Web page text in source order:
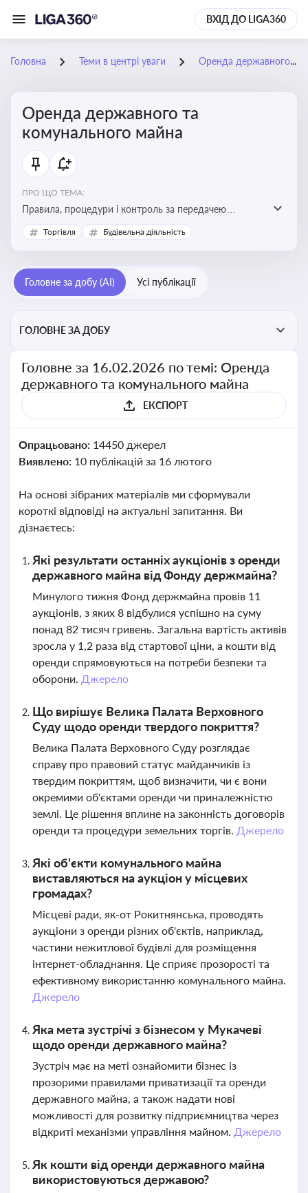
ВХІД ДО LIGA360
Головна Теми в центрі уваги Оренда державного та комунального майна
Оренда державного та
комунального майна
ПРО ЩО ТЕМА:
Правила, процедури і контроль за передачею
державного та комунального майна в оренду. Кейси
використання публічного майна
Торгівля Будівельна діяльність
Головне за добу (AI) Усі публікації
ГОЛОВНЕ ЗА ДОБУ
Головне за 16.02.2026 по темі: Оренда
державного та комунального майна
ЕКСПОРТ
Опрацьовано: 14450 джерел
Виявлено: 10 публікацій за 16 лютого
На основі зібраних матеріалів ми сформували
короткі відповіді на актуальні запитання. Ви
дізнаєтесь:
Які результати останніх аукціонів з оренди
державного майна від Фонду держмайна?
Минулого тижня Фонд держмайна провів 11
аукціонів, з яких 8 відбулися успішно на суму
понад 82 тисяч гривень. Загальна вартість активів
зросла у 1,2 раза від стартової ціни, а кошти від
оренди спрямовуються на потреби безпеки та
оборони. Джерело
Що вирішує Велика Палата Верховного
Суду щодо оренди твердого покриття?
Велика Палата Верховного Суду розглядає
справу про правовий статус майданчиків із
твердим покриттям, щоб визначити, чи є вони
окремими об'єктами оренди чи приналежністю
землі. Це рішення вплине на законність договорів
оренди та процедури земельних торгів. Джерело
Які об'єкти комунального майна
виставляються на аукціон у місцевих
громадах?
Місцеві ради, як-от Рокитнянська, проводять
аукціони з оренди різних об'єктів, наприклад,
частини нежитлової будівлі для розміщення
інтернет-обладнання. Це сприяє прозорості та
ефективному використанню комунального майна.
Джерело
Яка мета зустрічі з бізнесом у Мукачеві
щодо оренди державного майна?
Зустріч має на меті ознайомити бізнес із
прозорими правилами приватизації та оренди
державного майна, а також надати нові
можливості для розвитку підприємництва через
відкриті механізми управління майном. Джерело
Як кошти від оренди державного майна
використовуються державою?